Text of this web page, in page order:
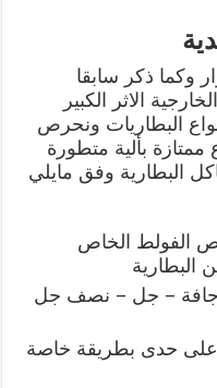
وكما ذكر سابقا
الاثر الكبير
البطاريات ونحرص
ممتازة بألية متطورة
البطارية وفق مايلي
الفولط الخاص
البطارية
– جافة – جل – نصف جل
حدى بطريقة خاصة